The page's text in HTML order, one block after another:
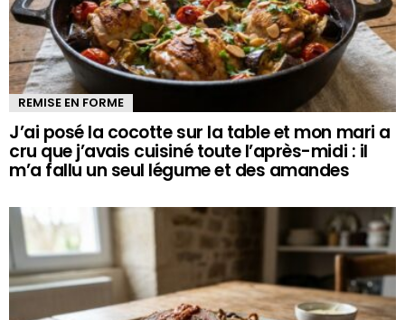
REMISE EN FORME
J’ai posé la cocotte sur la table et mon mari a
cru que j’avais cuisiné toute l’après-midi : il
m’a fallu un seul légume et des amandes